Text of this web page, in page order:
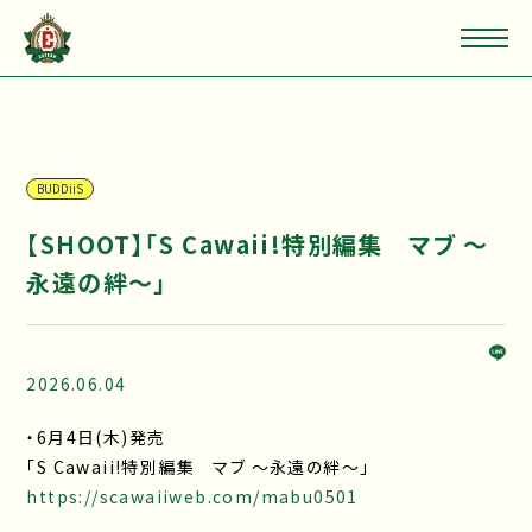
BUDDiiS
【SHOOT】「S Cawaii!特別編集 マブ ～
永遠の絆～」
2026.06.04
・6月4日(木)発売
「S Cawaii!特別編集 マブ ～永遠の絆～」
https://scawaiiweb.com/mabu0501